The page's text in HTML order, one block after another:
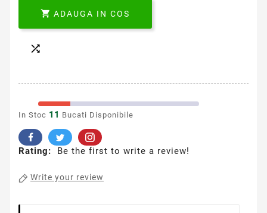
 ADAUGA IN COS

In Stoc 11 Bucati Disponibile
Rating: Be the first to write a review!
Write your review